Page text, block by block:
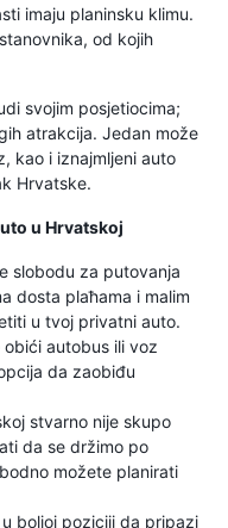
imaju planinsku klimu.
od kojih
svojim posjetiocima;
atrakcija. Jedan može
kao i iznajmljeni auto
Hrvatske.
u Hrvatskoj
slobodu za putovanja
dosta plaћama i malim
u tvoj privatni auto.
autobus ili voz
da zaobiđu
stvarno nije skupo
da se držimo po
možete planirati
boljoj poziciji da pripazi